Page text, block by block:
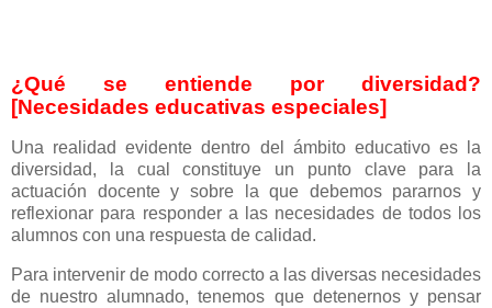
¿Qué se entiende por diversidad?
[Necesidades educativas especiales]
Una realidad evidente dentro del ámbito educativo es la
diversidad, la cual constituye un punto clave para la
actuación docente y sobre la que debemos pararnos y
reflexionar para responder a las necesidades de todos los
alumnos con una respuesta de calidad.
Para intervenir de modo correcto a las diversas necesidades
de nuestro alumnado, tenemos que detenernos y pensar